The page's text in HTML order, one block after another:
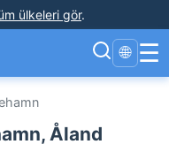
ülkeleri gör.
🌐 ☰
Åland